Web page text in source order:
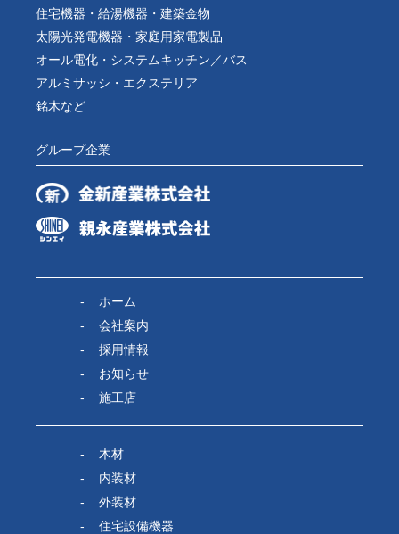
住宅機器・給湯機器・建築金物
太陽光発電機器・家庭用家電製品
オール電化・システムキッチン／バス
アルミサッシ・エクステリア
銘木など
グループ企業
ホーム
会社案内
採用情報
お知らせ
施工店
木材
内装材
外装材
住宅設備機器